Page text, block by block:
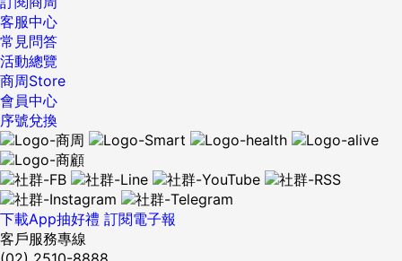
客服中心
常見問答
活動總覽
商周Store
會員中心
序號兌換
下載App抽好禮 訂閱電子報
客戶服務專線